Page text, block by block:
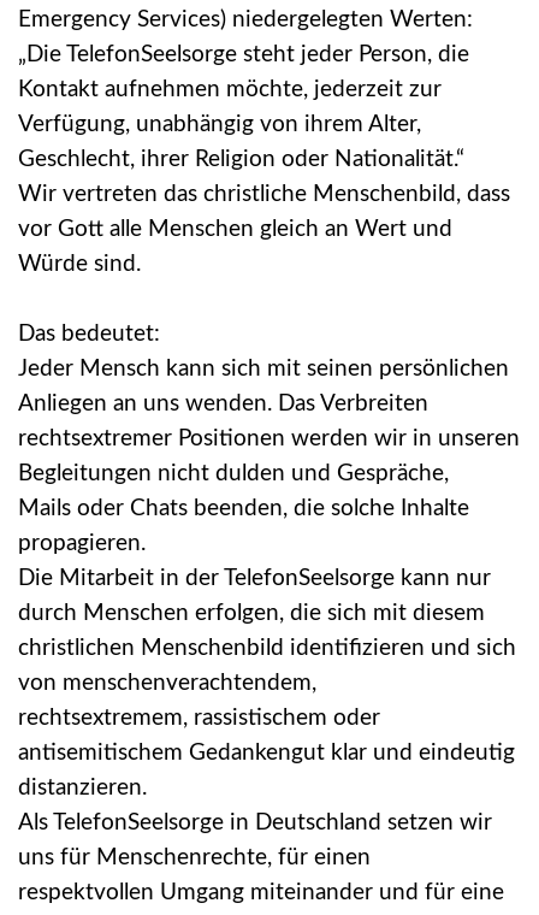
Emergency Services) niedergelegten Werten:
„Die TelefonSeelsorge steht jeder Person, die
Kontakt aufnehmen möchte, jederzeit zur
Verfügung, unabhängig von ihrem Alter,
Geschlecht, ihrer Religion oder Nationalität.“
Wir vertreten das christliche Menschenbild, dass
vor Gott alle Menschen gleich an Wert und
Würde sind.
Das bedeutet:
Jeder Mensch kann sich mit seinen persönlichen
Anliegen an uns wenden. Das Verbreiten
rechtsextremer Positionen werden wir in unseren
Begleitungen nicht dulden und Gespräche,
Mails oder Chats beenden, die solche Inhalte
propagieren.
Die Mitarbeit in der TelefonSeelsorge kann nur
durch Menschen erfolgen, die sich mit diesem
christlichen Menschenbild identifizieren und sich
von menschenverachtendem,
rechtsextremem, rassistischem oder
antisemitischem Gedankengut klar und eindeutig
distanzieren.
Als TelefonSeelsorge in Deutschland setzen wir
uns für Menschenrechte, für einen
respektvollen Umgang miteinander und für eine